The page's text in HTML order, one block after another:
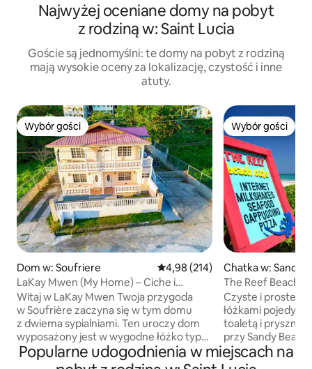
Najwyżej oceniane domy na pobyt
z rodziną w: Saint Lucia
Goście są jednomyślni: te domy na pobyt z rodziną
mają wysokie oceny za lokalizację, czystość i inne
atuty.
Wybór gości
Wybór gości
Dom w: Soufriere Średnia ocena: 4,98 na 5, liczba
4,98 (214)
LaKay Mwen (My Home) – Ciche i
słoneczne z łóżkiem typu king-size!
Witaj w LaKay Mwen Twoja przygoda
w Soufrière zaczyna się w tym domu
z dwiema sypialniami. Ten uroczy dom
wyposażony jest w wygodne łóżko typu
king, przytulne łóżko piętrowe i łóżko
pojedyncze – idealne dla rodzin lub
Wybór gości
Wybór gości
Chatka w: Sandy
The Reef Beach
Czyste i proste
łóżkami
toaletą i
przy Sandy Beach
wyspy. Pływać,
lesie
Popularne udogodnienia w miejscach na